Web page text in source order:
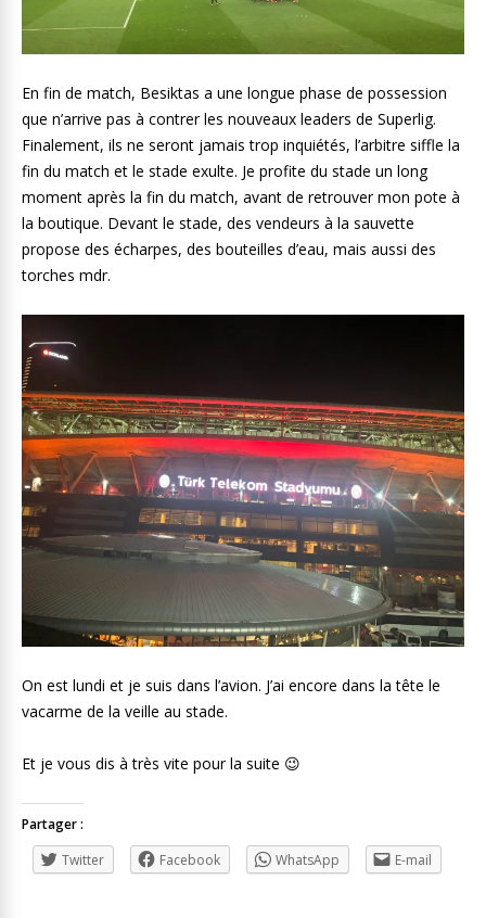
En fin de match, Besiktas a une longue phase de possession
que n’arrive pas à contrer les nouveaux leaders de Superlig.
Finalement, ils ne seront jamais trop inquiétés, l’arbitre siffle la
fin du match et le stade exulte. Je profite du stade un long
moment après la fin du match, avant de retrouver mon pote à
la boutique. Devant le stade, des vendeurs à la sauvette
propose des écharpes, des bouteilles d’eau, mais aussi des
torches mdr.
On est lundi et je suis dans l’avion. J’ai encore dans la tête le
vacarme de la veille au stade.
Et je vous dis à très vite pour la suite 😉
Partager :
Twitter
Facebook WhatsApp E-mail